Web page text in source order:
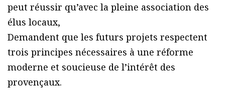
peut réussir qu’avec la pleine association des
élus locaux,
Demandent que les futurs projets respectent
trois principes nécessaires à une réforme
moderne et soucieuse de l’intérêt des
provençaux.